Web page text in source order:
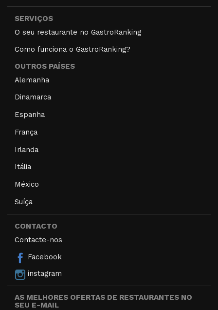
SERVIÇOS
O seu restaurante no GastroRanking
Como funciona o GastroRanking?
OUTROS PAÍSES
Alemanha
Dinamarca
Espanha
França
Irlanda
Itália
México
Suíça
CONTACTO
Contacte-nos
Facebook
instagram
AS MELHORES OFERTAS DE RESTAURANTES NO
SEU E-MAIL